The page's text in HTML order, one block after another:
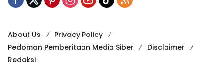
About Us
Privacy Policy
Pedoman Pemberitaan Media Siber
Disclaimer
Redaksi